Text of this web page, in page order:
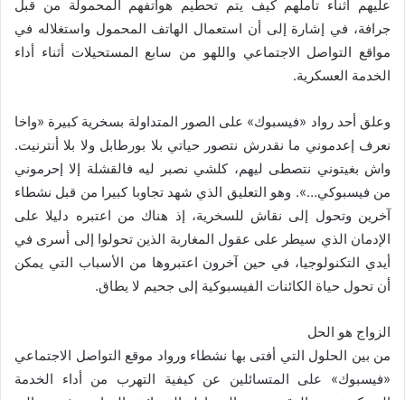
عليهم أثناء تأملهم كيف يتم تحطيم هواتفهم المحمولة من قبل
جرافة، في إشارة إلى أن استعمال الهاتف المحمول واستغلاله في
مواقع التواصل الاجتماعي واللهو من سابع المستحيلات أثناء أداء
الخدمة العسكرية.
وعلق أحد رواد «فيسبوك» على الصور المتداولة بسخرية كبيرة «واخا
نعرف إعدموني ما نقدرش نتصور حياتي بلا بورطابل ولا بلا أنترنيت.
واش بغيتوني نتصطى ليهم، كلشي نصبر ليه فالقشلة إلا إحرموني
من فيسبوكي…». وهو التعليق الذي شهد تجاوبا كبيرا من قبل نشطاء
آخرين وتحول إلى نقاش للسخرية، إذ هناك من اعتبره دليلا على
الإدمان الذي سيطر على عقول المغاربة الذين تحولوا إلى أسرى في
أيدي التكنولوجيا، في حين آخرون اعتبروها من الأسباب التي يمكن
أن تحول حياة الكائنات الفيسبوكية إلى جحيم لا يطاق.
الزواج هو الحل
من بين الحلول التي أفتى بها نشطاء ورواد موقع التواصل الاجتماعي
«فيسبوك» على المتسائلين عن كيفية التهرب من أداء الخدمة